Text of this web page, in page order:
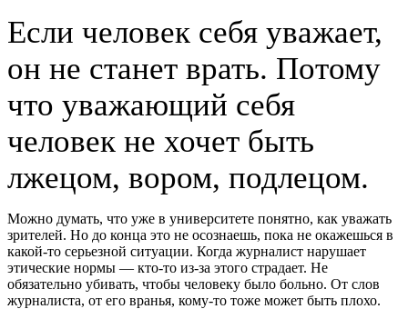
Если человек себя уважает,
он не станет врать. Потому
что уважающий себя
человек не хочет быть
лжецом, вором, подлецом.
Можно думать, что уже в университете понятно, как уважать
зрителей. Но до конца это не осознаешь, пока не окажешься в
какой-то серьезной ситуации. Когда журналист нарушает
этические нормы — кто-то из-за этого страдает. Не
обязательно убивать, чтобы человеку было больно. От слов
журналиста, от его вранья, кому-то тоже может быть плохо.